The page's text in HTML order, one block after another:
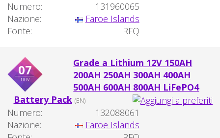
Numero:
131960065
Nazione:
Faroe Islands
Fonte:
RFQ
07
nov
Grade a Lithium 12V 150AH
200AH 250AH 300AH 400AH
500AH 600AH 800AH LiFePO4
Battery Pack (EN)
Numero:
132088061
Nazione:
Faroe Islands